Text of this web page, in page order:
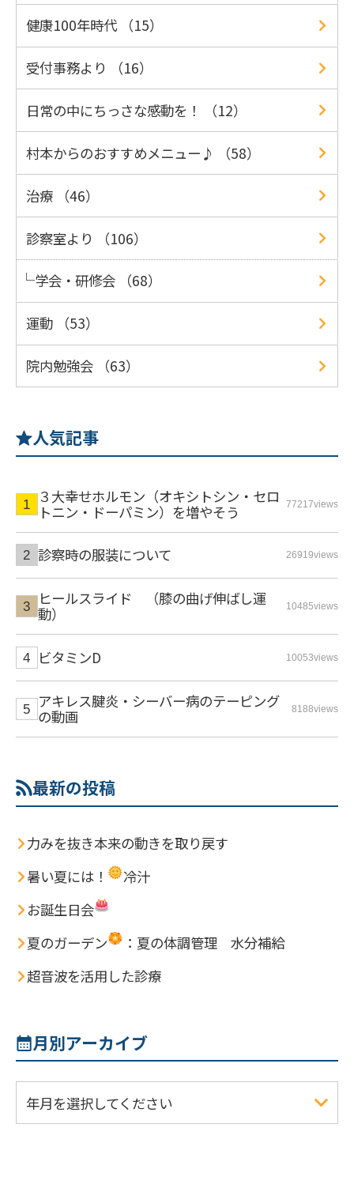
健康100年時代 （15）
受付事務より （16）
日常の中にちっさな感動を！ （12）
村本からのおすすめメニュー♪ （58）
治療 （46）
診察室より （106）
学会・研修会 （68）
運動 （53）
院内勉強会 （63）
人気記事
３大幸せホルモン（オキシトシン・セロ
トニン・ドーパミン）を増やそう
77217views
診察時の服装について 26919views
ヒールスライド （膝の曲げ伸ばし運
動）
10485views
ビタミンD 10053views
アキレス腱炎・シーバー病のテーピング
の動画
8188views
最新の投稿
力みを抜き本来の動きを取り戻す
暑い夏には！
冷汁
お誕生日会
夏のガーデン
：夏の体調管理 水分補給
超音波を活用した診療
月別アーカイブ
年月を選択してください